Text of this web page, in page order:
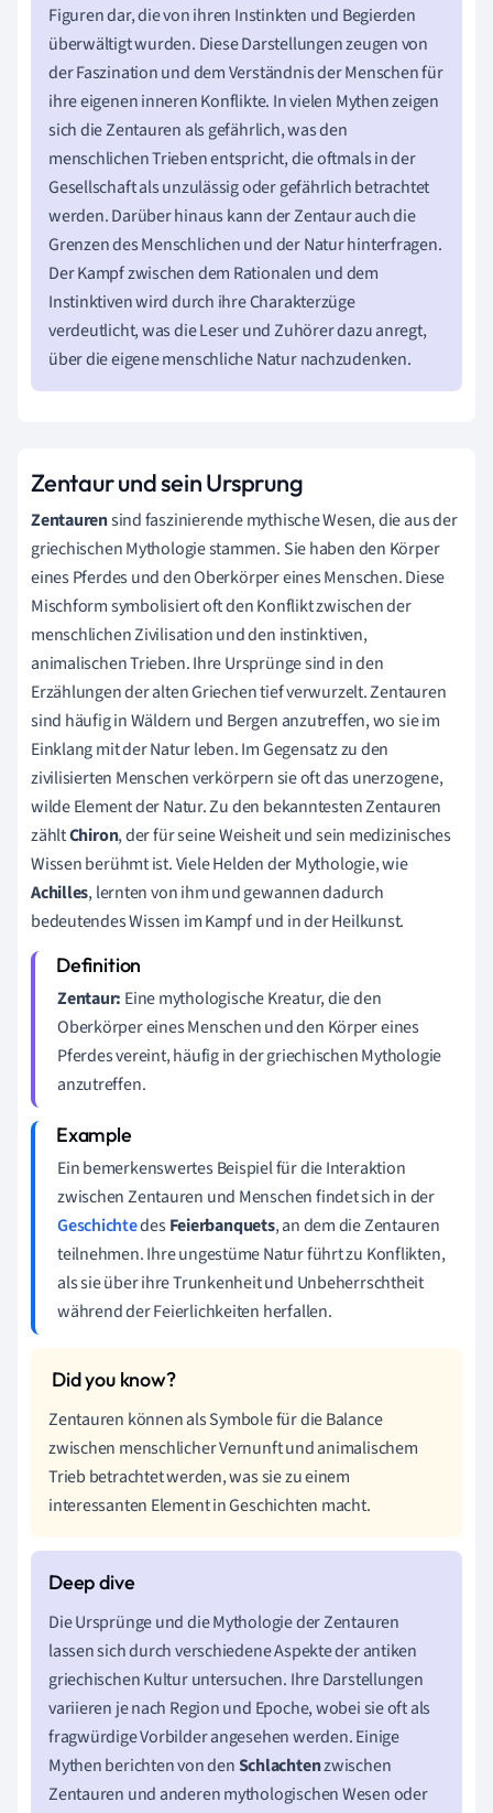
Figuren dar, die von ihren Instinkten und Begierden
überwältigt wurden. Diese Darstellungen zeugen von
der Faszination und dem Verständnis der Menschen für
ihre eigenen inneren Konflikte. In vielen Mythen zeigen
sich die Zentauren als gefährlich, was den
menschlichen Trieben entspricht, die oftmals in der
Gesellschaft als unzulässig oder gefährlich betrachtet
werden. Darüber hinaus kann der Zentaur auch die
Grenzen des Menschlichen und der Natur hinterfragen.
Der Kampf zwischen dem Rationalen und dem
Instinktiven wird durch ihre Charakterzüge
verdeutlicht, was die Leser und Zuhörer dazu anregt,
über die eigene menschliche Natur nachzudenken.
Zentaur und sein Ursprung
Zentaurensind faszinierende mythische Wesen, die aus der
griechischen Mythologie stammen. Sie haben den Körper
eines Pferdes und den Oberkörper eines Menschen. Diese
Mischform symbolisiert oft den Konflikt zwischen der
menschlichen Zivilisation und den instinktiven,
animalischen Trieben. Ihre Ursprünge sind in den
Erzählungen der alten Griechen tief verwurzelt. Zentauren
sind häufig in Wäldern und Bergen anzutreffen, wo sie im
Einklang mit der Natur leben. Im Gegensatz zu den
zivilisierten Menschen verkörpern sie oft das unerzogene,
wilde Element der Natur. Zu den bekanntesten Zentauren
zähltChiron, der für seine Weisheit und sein medizinisches
Wissen berühmt ist. Viele Helden der Mythologie, wie
Achilles, lernten von ihm und gewannen dadurch
bedeutendes Wissen im Kampf und in der Heilkunst.
Zentaur: Eine mythologische Kreatur, die den
Oberkörper eines Menschen und den Körper eines
Pferdes vereint, häufig in der griechischen Mythologie
anzutreffen.
Ein bemerkenswertes Beispiel für die Interaktion
zwischen Zentauren und Menschen findet sich in der
GeschichtedesFeierbanquets, an dem die Zentauren
teilnehmen. Ihre ungestüme Natur führt zu Konflikten,
als sie über ihre Trunkenheit und Unbeherrschtheit
während der Feierlichkeiten herfallen.
Zentauren können als Symbole für die Balance
zwischen menschlicher Vernunft und animalischem
Trieb betrachtet werden, was sie zu einem
interessanten Element in Geschichten macht.
Die Ursprünge und die Mythologie der Zentauren
lassen sich durch verschiedene Aspekte der antiken
griechischen Kultur untersuchen. Ihre Darstellungen
variieren je nach Region und Epoche, wobei sie oft als
fragwürdige Vorbilder angesehen werden. Einige
Mythen berichten von denSchlachtenzwischen
Zentauren und anderen mythologischen Wesen oder